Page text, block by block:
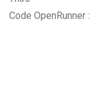
Code OpenRunner :